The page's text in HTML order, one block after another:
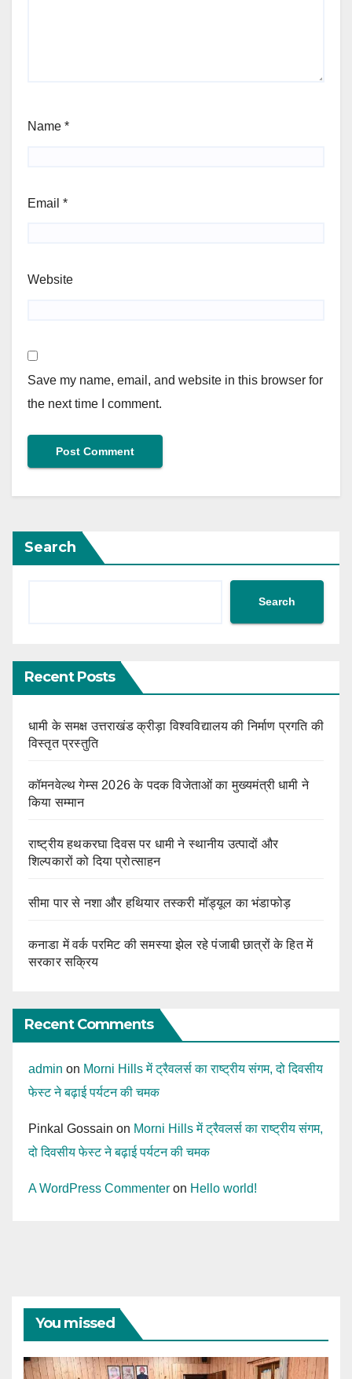
Name *
Email *
Website
Save my name, email, and website in this browser for
the next time I comment.
Search
Search
Recent Posts
धामी के समक्ष उत्तराखंड क्रीड़ा विश्वविद्यालय की निर्माण प्रगति की
विस्तृत प्रस्तुति
कॉमनवेल्थ गेम्स 2026 के पदक विजेताओं का मुख्यमंत्री धामी ने
किया सम्मान
राष्ट्रीय हथकरघा दिवस पर धामी ने स्थानीय उत्पादों और
शिल्पकारों को दिया प्रोत्साहन
सीमा पार से नशा और हथियार तस्करी मॉड्यूल का भंडाफोड़
कनाडा में वर्क परमिट की समस्या झेल रहे पंजाबी छात्रों के हित में
सरकार सक्रिय
Recent Comments
admin on Morni Hills में ट्रैवलर्स का राष्ट्रीय संगम, दो दिवसीय
फेस्ट ने बढ़ाई पर्यटन की चमक
Pinkal Gossain on Morni Hills में ट्रैवलर्स का राष्ट्रीय संगम,
दो दिवसीय फेस्ट ने बढ़ाई पर्यटन की चमक
A WordPress Commenter on Hello world!
You missed